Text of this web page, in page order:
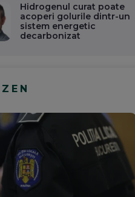
Hidrogenul curat poate
acoperi golurile dintr-un
sistem energetic
decarbonizat